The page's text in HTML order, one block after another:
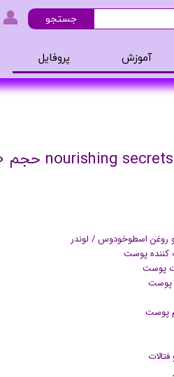
عطر و ادکلن
آموزش پروفایل
جستجو
روغن اسطوخودوس / لوندر
کننده پوست
پوست
پوست
پوست